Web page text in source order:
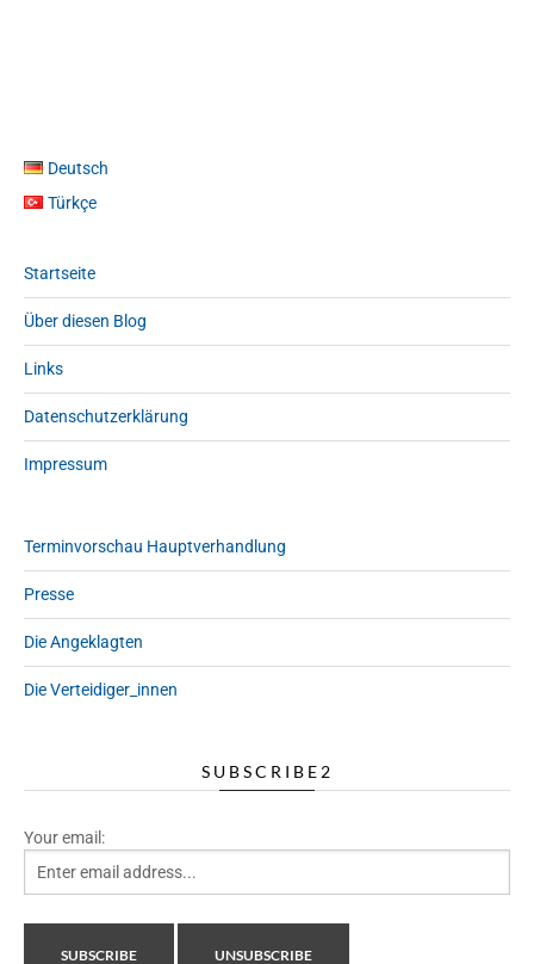
Deutsch
Türkçe
Startseite
Über diesen Blog
Links
Datenschutzerklärung
Impressum
Terminvorschau Hauptverhandlung
Presse
Die Angeklagten
Die Verteidiger_innen
SUBSCRIBE2
Your email: